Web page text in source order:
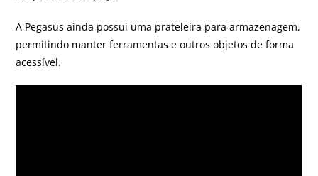
A Pegasus ainda possui uma prateleira para armazenagem,
permitindo manter ferramentas e outros objetos de forma
acessível.